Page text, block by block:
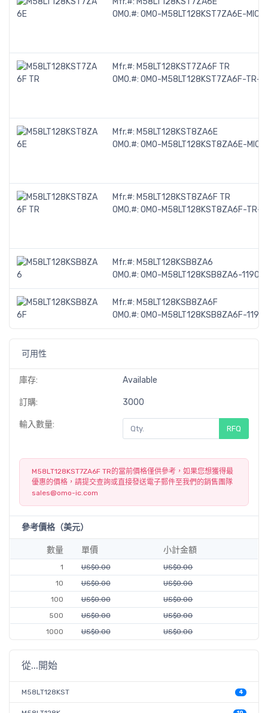
OMO.#: OMO-M58LT128KST7ZA6E-
Mfr.#: M58LT128KST7ZA6F TR
OMO.#: OMO-M58LT128KST7ZA6F-TR-
Mfr.#: M58LT128KST8ZA6E
OMO.#: OMO-M58LT128KST8ZA6E-
Mfr.#: M58LT128KST8ZA6F TR
OMO.#: OMO-M58LT128KST8ZA6F-TR-
Mfr.#: M58LT128KSB8ZA6
OMO.#: OMO-M58LT128KSB8ZA6-1190
Mfr.#: M58LT128KSB8ZA6F
OMO.#: OMO-M58LT128KSB8ZA6F-1190
可用性
庫存: Available
訂購: 3000
輸入數量: RFQ
M58LT128KST7ZA6F TR的當前價格僅供參考，如果您想獲得最
優惠的價格，請提交查詢或直接發送電子郵件至我們的銷售團隊
sales@omo-ic.com
參考價格（美元）
數量 單價 小計金額
1 US$0.00
US$0.00
10
US$0.00
US$0.00
100
US$0.00
US$0.00
500
US$0.00
US$0.00
1000
US$0.00 US$0.00
從...開始
M58LT128KST 4